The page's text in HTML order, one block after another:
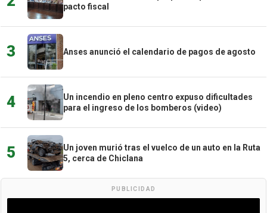
pacto fiscal
3 Anses anunció el calendario de pagos de agosto
4
Un incendio en pleno centro expuso dificultades
para el ingreso de los bomberos (video)
5
Un joven murió tras el vuelco de un auto en la Ruta
5, cerca de Chiclana
PUBLICIDAD